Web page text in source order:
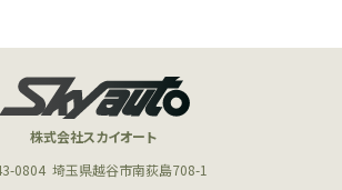
HUMMER H1 PARTS
ハマーH1用パーツ
株式会社スカイオート
0804 埼玉県越谷市南荻島708-1